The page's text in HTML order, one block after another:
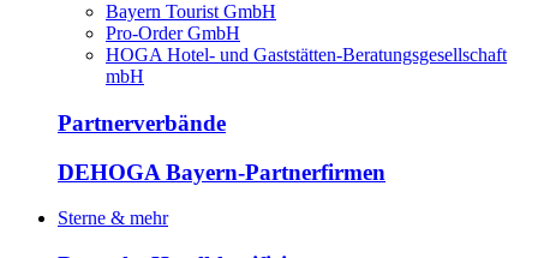
Bayern Tourist GmbH
Pro-Order GmbH
HOGA Hotel- und Gaststätten-Beratungsgesellschaft
mbH
Partnerverbände
DEHOGA Bayern-Partnerfirmen
Sterne & mehr